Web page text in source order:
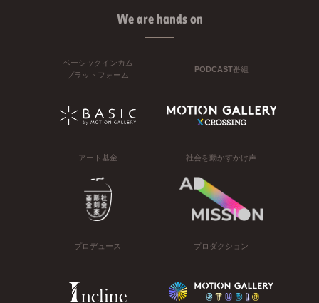
We are hands on
ベーシックインカム
プラットフォーム
PODCAST番組
アート基金 社会を動かすかけ声
プロデュース プロダクション